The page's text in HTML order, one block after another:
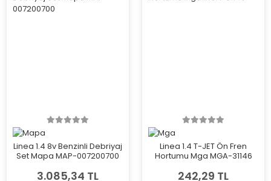
Linea 1.4 8v Benzinli Debriyaj
Set Mapa MAP-007200700
3.085,34 TL
Linea 1.4 T-JET Ön Fren
Hortumu Mga MGA-31146
242,29 TL